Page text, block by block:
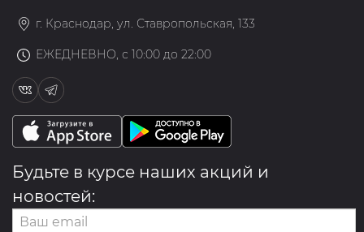
г. Краснодар, ул. Ставропольская, 133
ЕЖЕДНЕВНО, с 10:00 до 22:00
Будьте в курсе наших акций и
новостей: